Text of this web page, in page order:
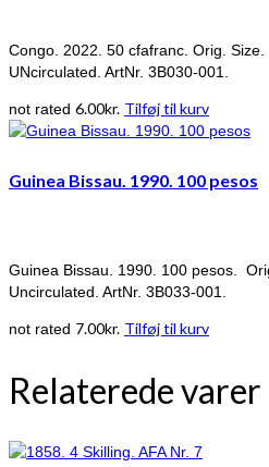
Congo. 2022. 50 cfafranc. Orig. Size.
UNcirculated. ArtNr. 3B030-001.
not rated 6.00kr. Tilføj til kurv
Guinea Bissau. 1990. 100 pesos
Guinea Bissau. 1990. 100 pesos.
Uncirculated. ArtNr. 3B033-001.
not rated 7.00kr. Tilføj til kurv
Relaterede varer